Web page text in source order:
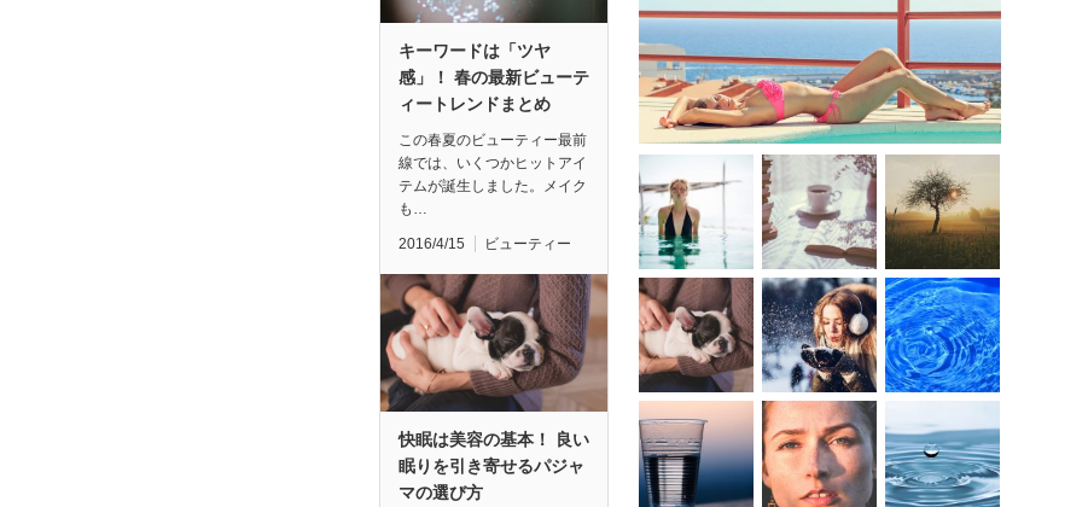
キーワードは「ツヤ
感」！ 春の最新ビューテ
ィートレンドまとめ
この春夏のビューティー最前
線では、いくつかヒットアイ
テムが誕生しました。メイク
も…
2016/4/15 ビューティー
快眠は美容の基本！ 良い
眠りを引き寄せるパジャ
マの選び方